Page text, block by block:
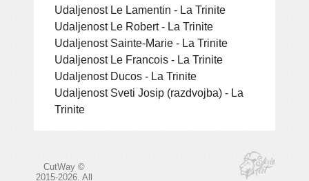
Udaljenost Le Lamentin - La Trinite
Udaljenost Le Robert - La Trinite
Udaljenost Sainte-Marie - La Trinite
Udaljenost Le Francois - La Trinite
Udaljenost Ducos - La Trinite
Udaljenost Sveti Josip (razdvojba) - La
Trinite
CutWay ©
2015-2026. All